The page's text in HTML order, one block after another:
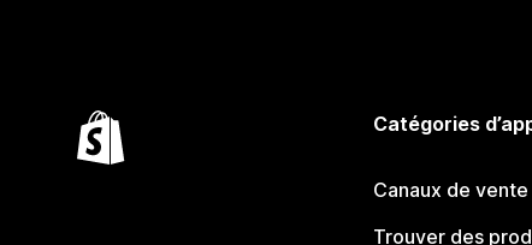
Catégories
Canaux de vente
Trouver des